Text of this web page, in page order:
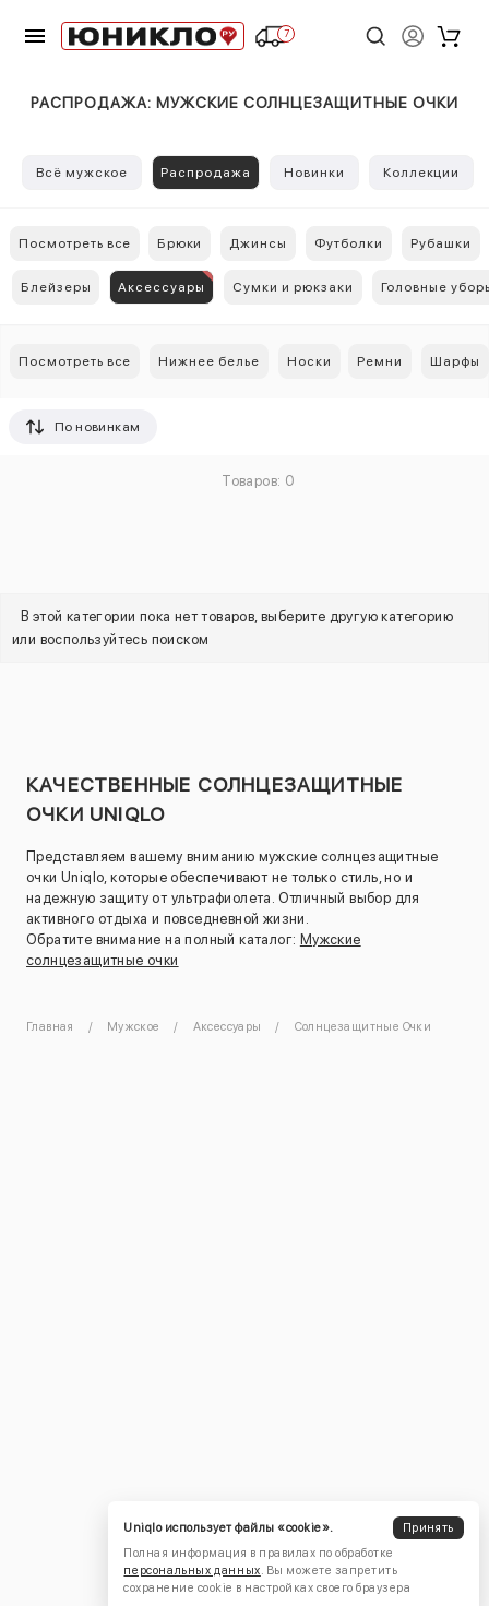
7
РАСПРОДАЖА: МУЖСКИЕ СОЛНЦЕЗАЩИТНЫЕ ОЧКИ
Всё мужское Распродажа Новинки Коллекции
Посмотреть все Брюки Джинсы Футболки Рубашки
Блейзеры Аксессуары Сумки и рюкзаки Головные
Посмотреть все Нижнее белье Носки Ремни Шарфы
По новинкам
Товаров: 0
В этой категории пока нет товаров, выберите другую категорию
или воспользуйтесь поиском
КАЧЕСТВЕННЫЕ СОЛНЦЕЗАЩИТНЫЕ
ОЧКИ UNIQLO
Представляем вашему вниманию мужские солнцезащитные
очки Uniqlo, которые обеспечивают не только стиль, но и
надежную защиту от ультрафиолета. Отличный выбор для
активного отдыха и повседневной жизни.
Обратите внимание на полный каталог: Мужские
солнцезащитные очки
Главная Мужское Аксессуары Солнцезащитные Очки
Uniqlo использует файлы «cookie».
Принять
Полная информация в правилах по обработке
персональных данных. Вы можете запретить
сохранение cookie в настройках своего браузера